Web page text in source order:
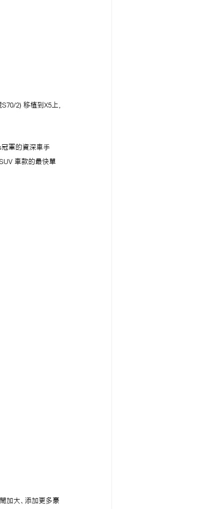
2) 移植到X5上，
軍的資深車手
車款的最快單
加大、添加更多豪